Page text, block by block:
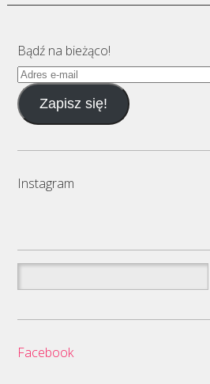
Bądź na bieżąco!
Adres
e-
mailZapisz się!
Instagram
Szukaj:
Facebook